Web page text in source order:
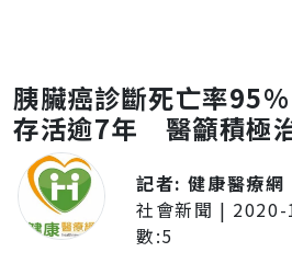
胰臟癌診斷死亡率
存活逾7年 醫籲積極
記者:健康醫療網
社會新聞 |
數:5